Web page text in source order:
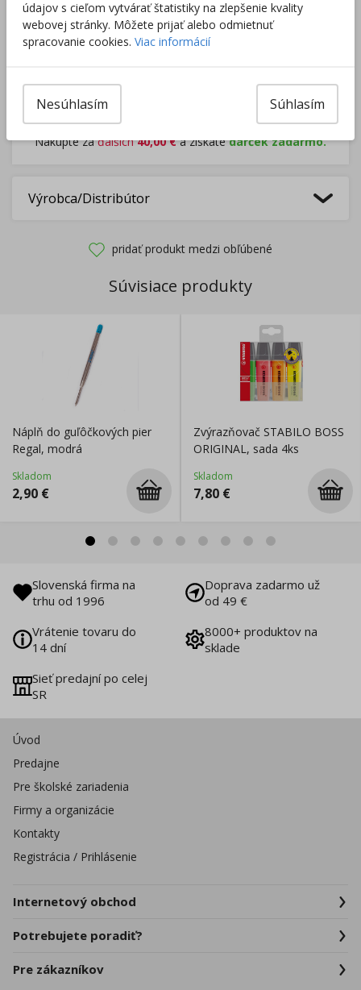
Pri nákupe zaďalších
Rozdávame darčeky
na podporu vzdelávania.
Nakúpte za ďalších 40,00€ a získate darček zadarmo.
Výrobca/Distribútor
pridať produkt medzi obľúbené
Súvisiace produkty
Náplň do guľôčkových pier
Regal, modrá
Skladom
2,90 €
Zvýrazňovač STABILO BOSS
ORIGINAL, sada 4ks
Skladom
7,80 €
Slovenská firma na
trhu od 1996
Doprava zadarmo už
od 49 €
Vrátenie tovaru do
14 dní
8000+ produktov na
sklade
Sieť predajní po celej
SR
Úvod
Predajne
Pre školské zariadenia
Firmy a organizácie
Kontakty
Registrácia / Prihlásenie
Internetový obchod
Potrebujete poradiť?
Pre zákazníkov
údajov s cieľom vytvárať štatistiky na zlepšenie kvality
webovej stránky. Môžete prijať alebo odmietnuť
spracovanie cookies. Viac informácií
Súhlasím
Nesúhlasím